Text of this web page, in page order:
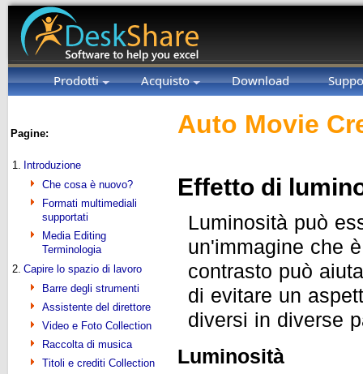
Prodotti Acquisto Download
Pagine:
1. Introduzione
Che cosa è nuovo?
Formati multimediali
supportati
Media Editing
Terminologia
2. Capire lo spazio di lavoro
Barre degli strumenti
Assistente del direttore
Video e Foto Collection
Raccolta di musica
Titoli e crediti Collection
Auto Movie
Effetto di
Luminosità può
un'immagine che
contrasto può
di evitare un
diversi in diverse
Luminosità